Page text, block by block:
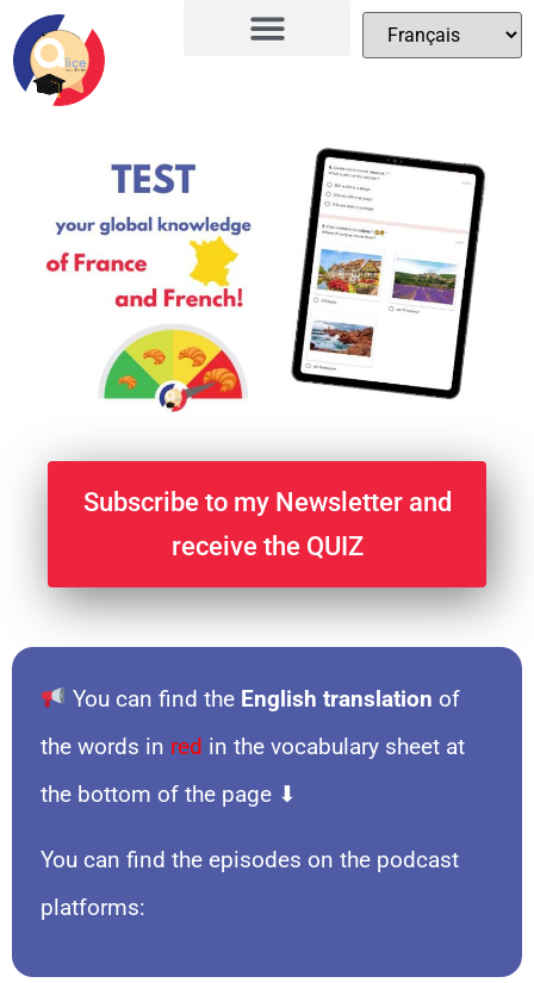
Subscribe to my Newsletter and
receive the QUIZ
You can find the English translation of
the words in red in the vocabulary sheet at
the bottom of the page ⬇
You can find the episodes on the podcast
platforms: